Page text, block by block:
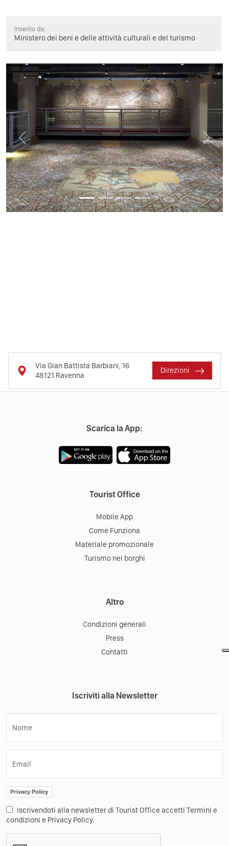
Inserito da:
Ministero dei beni e delle attività culturali e del turismo
Previous Next
Via Gian Battista Barbiani, 16
48121Ravenna
Mobile App
Come Funziona
Materiale promozionale
Condizioni generali
Press
Nome
Email
Privacy Policy
Iscrivendoti alla newsletter di Tourist Office accetti Termini e
condizioni e Privacy Policy.